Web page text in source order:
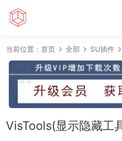
当前位置： 首页 全部 SU插件
VisTools(显示隐藏工